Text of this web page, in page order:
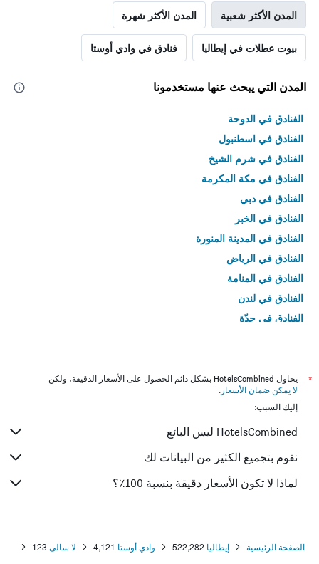
المدن الأكثر شعبية المدن الأكثر شهرة
بيوت عطلات في إيطاليا فنادق في وادي أوستا
المدن التي يبحث عنها مستخدمونا
الفنادق في الدوحة
الفنادق في اسطنبول
الفنادق في شرم الشيخ
الفنادق في مكة المكرمة
الفنادق في دبي
الفنادق في الخبر
الفنادق في المدينة المنورة
الفنادق في الرياض
الفنادق في المنامة
الفنادق في لندن
الفنادق في جدّة
*
يحاول HotelsCombined بشكل دائم الحصول على الأسعار الدقيقة، ولكن
لا يمكن ضمان الأسعار .
إليك السبب:
HotelsCombined ليس البائع
نقوم بتجميع الكثير من البيانات لك
لماذا لا تكون الأسعار دقيقة بنسبة 100٪؟
الصفحة الرئيسية إيطاليا 522,282 وادي أوستا 4,121 لا سالى 123